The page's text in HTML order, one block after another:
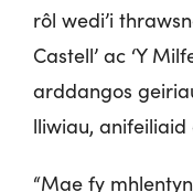
rôl wedi’i
Castell’ ac ‘Y
arddangos
lliwiau, anifeiliaid
“Mae fy